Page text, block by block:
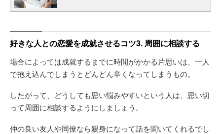
好きな人との恋愛を成就させるコツ3. 周囲に相談する
場合によっては成就するまでに時間がかかる片思いは、一人
で抱え込んでしまうとどんどん辛くなってしまうもの。
したがって、どうしても思い悩みやすいという人は、思い切
って周囲に相談するようにしましょう。
仲の良い友人や同僚なら親身になって話を聞いてくれるでし